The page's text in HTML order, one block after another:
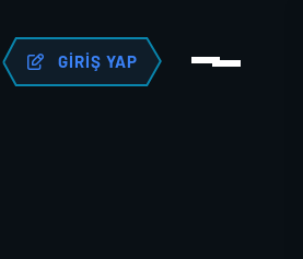
GIRIŞ YAP